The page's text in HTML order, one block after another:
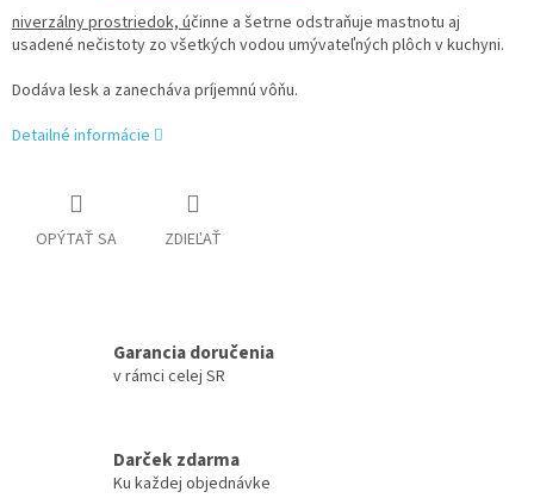
niverzálny prostriedok, účinne a šetrne odstraňuje mastnotu aj
usadené nečistoty zo všetkých vodou umývateľných plôch v kuchyni.
Dodáva lesk a zanecháva príjemnú vôňu.
Detailné informácie
OPÝTAŤ SA ZDIEĽAŤ
Garancia doručenia
v rámci celej SR
Darček zdarma
Ku každej objednávke